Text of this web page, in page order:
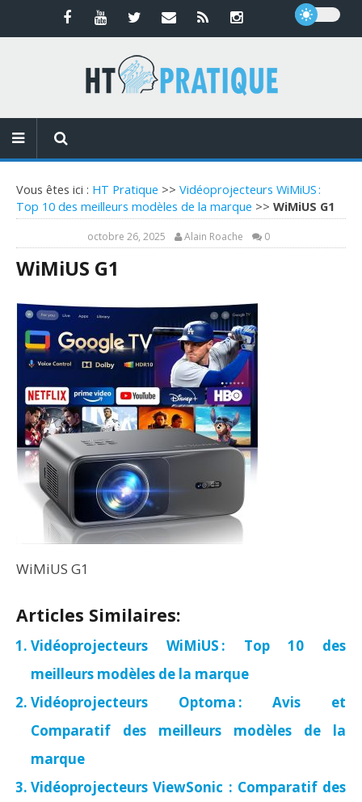
Vous êtes ici : HT Pratique >> Vidéoprojecteurs WiMiUS :
Top 10 des meilleurs modèles de la marque >> WiMiUS G1
octobre 26, 2025 Alain Roache 0
WiMiUS G1
WiMiUS G1
Articles Similaires:
Vidéoprojecteurs WiMiUS : Top 10 des
meilleurs modèles de la marque
Vidéoprojecteurs Optoma : Avis et
Comparatif des meilleurs modèles de la
marque
Vidéoprojecteurs ViewSonic : Comparatif des